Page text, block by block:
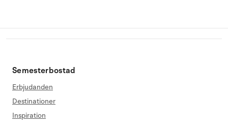
Semesterbostad
Erbjudanden
Destinationer
Inspiration